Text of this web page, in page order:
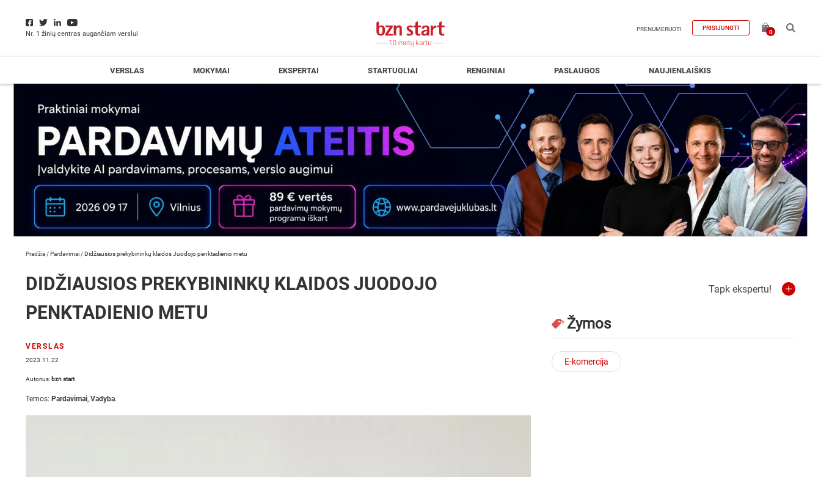
Nr. 1 žinių centras augančiam verslui
PRENUMERUOTI PRISIJUNGTI
0
VERSLAS MOKYMAI EKSPERTAI STARTUOLIAI RENGINIAI PASLAUGOS NAUJIENLAIŠKIS
Pradžia /Pardavimai /Didžiausios prekybininkų klaidos Juodojo penktadienio metu
DIDŽIAUSIOS PREKYBININKŲ KLAIDOS JUODOJO
PENKTADIENIO METU
VERSLAS
2023.11.22
Autorius: bzn start
Temos: Pardavimai, Vadyba.
Tapk ekspertu!
Žymos
E-komercija